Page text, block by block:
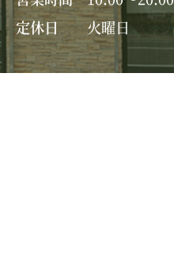
定休日
火曜日